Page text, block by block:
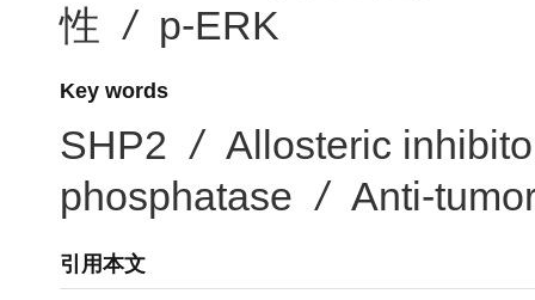
性 / p-ERK
Key words
SHP2 / Allosteric
phosphatase / Anti-
引用本文